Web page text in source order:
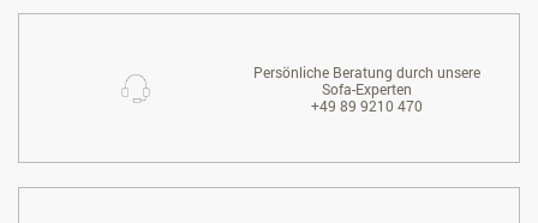
Persönliche Beratung durch unsere
Sofa-Experten
+49 89 9210 470